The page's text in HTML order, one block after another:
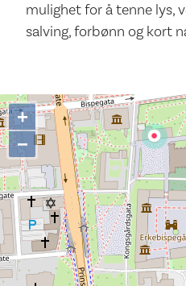
mulighet for å tenne lys,
salving, forbønn og kort
+
−